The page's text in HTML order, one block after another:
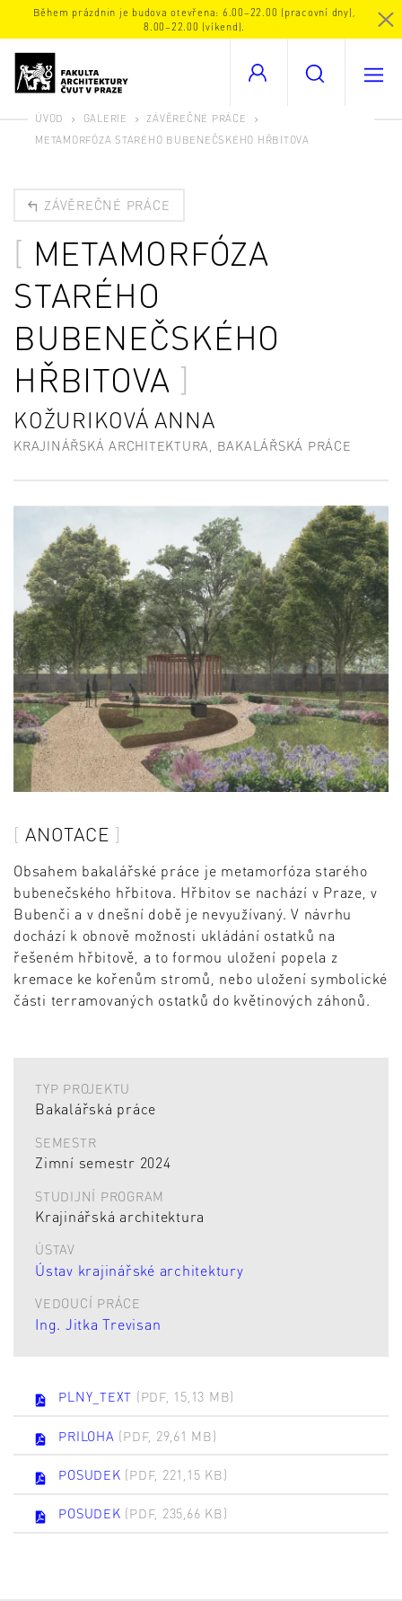
Během prázdnin je budova otevřena: 6.00–22.00 (pracovní dny),
8.00–22.00 (víkend).
ÚVOD GALERIE
ZÁVĚREČNÉ PRÁCE
METAMORFÓZA STARÉHO BUBENEČSKÉHO HŘBITOVA
ZÁVĚREČNÉ PRÁCE
METAMORFÓZA
STARÉHO
BUBENEČSKÉHO
HŘBITOVA
KOŽURIKOVÁ ANNA
KRAJINÁŘSKÁ ARCHITEKTURA, BAKALÁŘSKÁ PRÁCE
ANOTACE
Obsahem bakalářské práce je metamorfóza starého
bubenečského hřbitova. Hřbitov se nachází v Praze, v
Bubenči a v dnešní době je nevyužívaný. V návrhu
dochází k obnově možnosti ukládání ostatků na
řešeném hřbitově, a to formou uložení popela z
kremace ke kořenům stromů, nebo uložení symbolické
části terramovaných ostatků do květinových záhonů.
TYP PROJEKTU
Bakalářská práce
SEMESTR
Zimní semestr 2024
STUDIJNÍ PROGRAM
Krajinářská architektura
ÚSTAV
Ústav krajinářské architektury
VEDOUCÍ PRÁCE
Ing. Jitka Trevisan
PLNY_TEXT (PDF, 15,13 MB)
PRILOHA (PDF, 29,61 MB)
POSUDEK (PDF, 221,15 KB)
POSUDEK (PDF, 235,66 KB)